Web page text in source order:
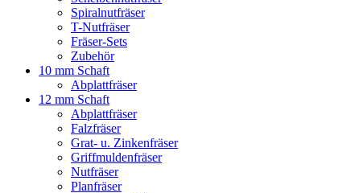
Spiralnutfräser
T-Nutfräser
Fräser-Sets
Zubehör
10 mm Schaft
Abplattfräser
12 mm Schaft
Abplattfräser
Falzfräser
Grat- u. Zinkenfräser
Griffmuldenfräser
Nutfräser
Planfräser